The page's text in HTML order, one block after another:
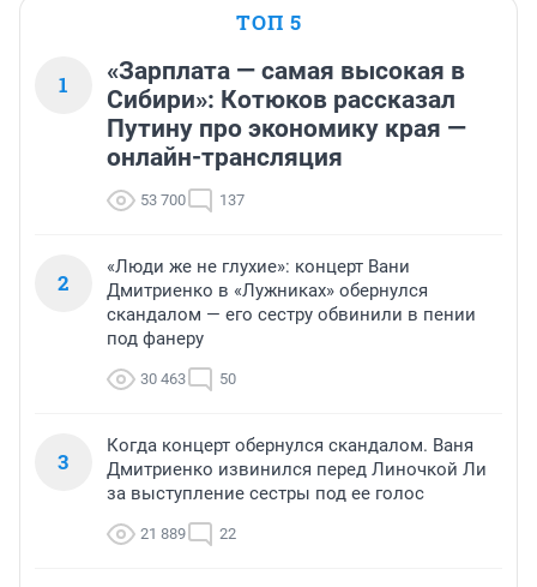
ТОП 5
1
«Зарплата — самая высокая в
Сибири»: Котюков рассказал
Путину про экономику края —
онлайн-трансляция
53 700 137
2
«Люди же не глухие»: концерт Вани
Дмитриенко в «Лужниках» обернулся
скандалом — его сестру обвинили в пении
под фанеру
30 463 50
3
Когда концерт обернулся скандалом. Ваня
Дмитриенко извинился перед Линочкой Ли
за выступление сестры под ее голос
21 889 22